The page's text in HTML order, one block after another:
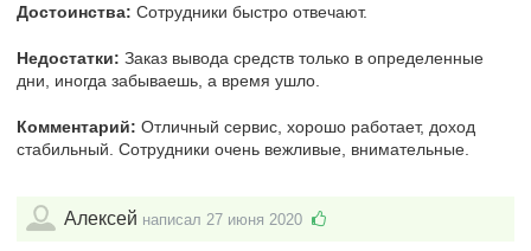
Достоинства: Сотрудники быстро отвечают.
Недостатки: Заказ вывода средств только в определенные
дни, иногда забываешь, а время ушло.
Комментарий: Отличный сервис, хорошо работает, доход
стабильный. Сотрудники очень вежливые, внимательные.
Алексей написал 27 июня 2020